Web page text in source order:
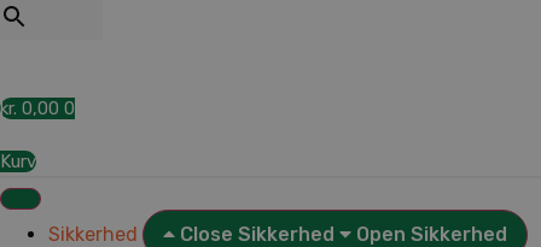
kr. 0,00 0
Kurv
Sikkerhed Close Sikkerhed Open Sikkerhed